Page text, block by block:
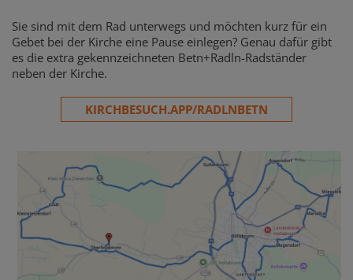
Sie sind mit dem Rad unterwegs und möchten kurz für ein
Gebet bei der Kirche eine Pause einlegen? Genau dafür gibt
es die extra gekennzeichneten Betn+Radln-Radständer
neben der Kirche.
KIRCHBESUCH.APP/RADLNBETN